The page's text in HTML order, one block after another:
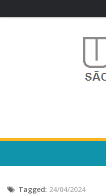
Escola, Institutos e Órgãos
Tagged: 24/04/2024